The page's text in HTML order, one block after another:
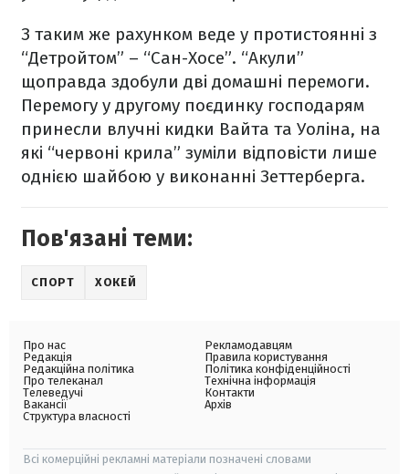
З таким же рахунком веде у протистоянні з
“Детройтом” – “Сан-Хосе”. “Акули”
щоправда здобули дві домашні перемоги.
Перемогу у другому поєдинку господарям
принесли влучні кидки Вайта та Уоліна, на
які “червоні крила” зуміли відповісти лише
однією шайбою у виконанні Зеттерберга.
Пов'язані теми:
СПОРТ ХОКЕЙ
Про нас
Редакція
Редакційна політика
Про телеканал
Телеведучі
Вакансії
Структура власності
Рекламодавцям
Правила користування
Політика конфіденційності
Технічна інформація
Контакти
Архів
Всі комерційні рекламні матеріали позначені словами